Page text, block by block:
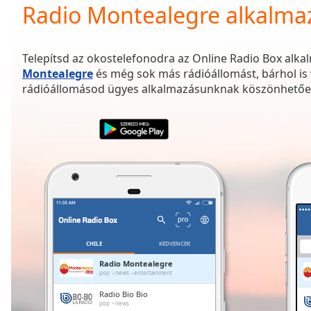
Current
Time0:00
Duration -:-
Loaded:
0.00%
Remaining
Radio Montealegre
Telepítsd az okostelefonodra az Online Radio Box
Montealegre és még sok más rádióállomást, bárhol is
rádióállomásod ügyes alkalmazásunknak
CHILE KEDVENCEK
Radio Montealegre
pop news entertainment
Radio Bio Bio
pop news